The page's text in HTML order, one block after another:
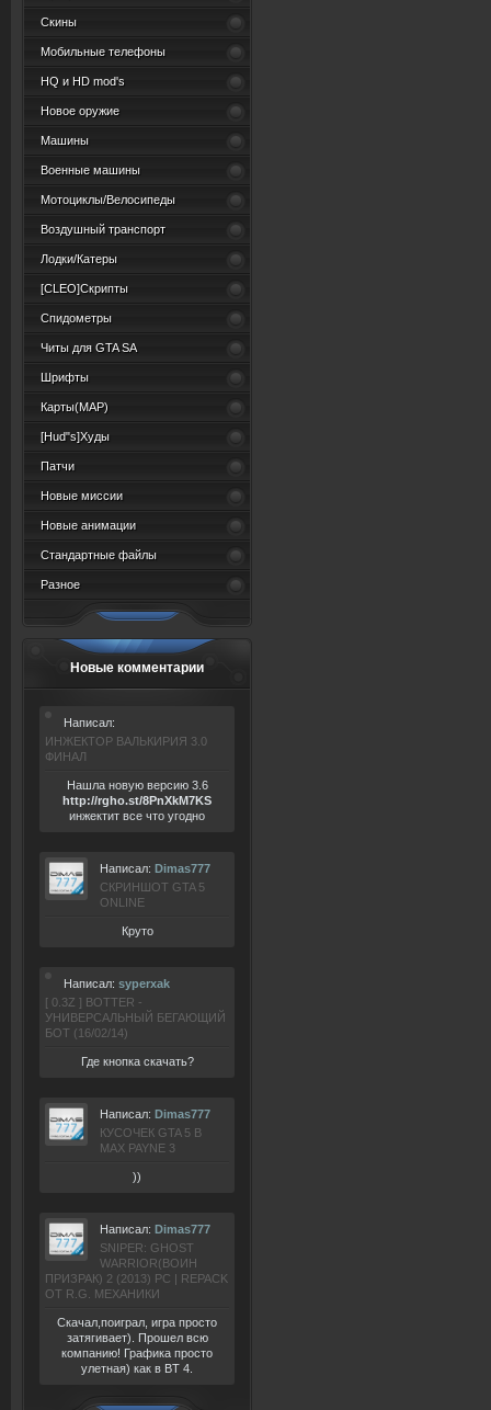
Скины
Мобильные телефоны
HQ и HD mod's
Новое оружие
Машины
Военные машины
Мотоциклы/Велосипеды
Воздушный транспорт
Лодки/Катеры
[CLEO]Скрипты
Спидометры
Читы для GTA SA
Шрифты
Карты(MAP)
[Hud"s]Худы
Патчи
Новые миссии
Новые анимации
Стандартные файлы
Разное
Новые комментарии
Написал:
ИНЖЕКТОР ВАЛЬКИРИЯ 3.0
ФИНАЛ
Нашла новую версию 3.6
http://rgho.st/8PnXkM7KS
инжектит все что угодно
Написал: Dimas777
СКРИНШОТ GTA 5
ONLINE
Круто
Написал: syperxak
[ 0.3Z ] BOTTER -
УНИВЕРСАЛЬНЫЙ БЕГАЮЩИЙ
БОТ (16/02/14)
Где кнопка скачать?
Написал: Dimas777
КУСОЧЕК GTA 5 В
MAX PAYNE 3
))
Написал: Dimas777
SNIPER: GHOST
WARRIOR(ВОИН
ПРИЗРАК) 2 (2013) РС | REPACK
ОТ R.G. МЕХАНИКИ
Скачал,поиграл, игра просто
затягивает). Прошел всю
компанию! Графика просто
улетная) как в BT 4.